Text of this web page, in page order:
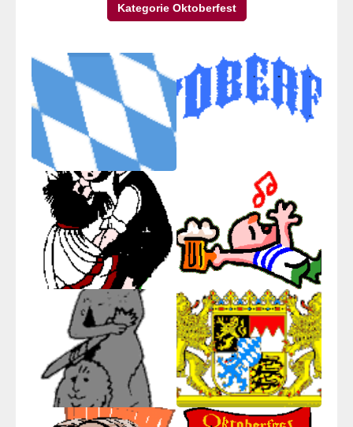
Kategorie Oktoberfest